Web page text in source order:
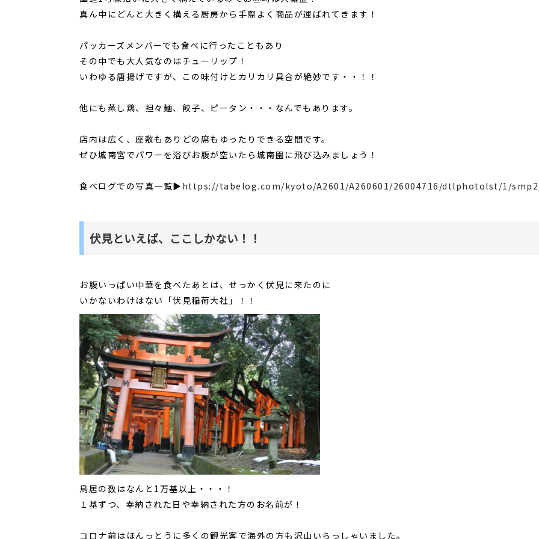
真ん中にどんと大きく構える厨房から手際よく商品が運ばれてきます！
パッカーズメンバーでも食べに行ったこともあり
その中でも大人気なのはチューリップ！
いわゆる唐揚げですが、この味付けとカリカリ具合が絶妙です・・！！
他にも蒸し鶏、担々麺、餃子、ピータン・・・なんでもあります。
店内は広く、座敷もありどの席もゆったりできる空間です。
ぜひ城南宮でパワーを浴びお腹が空いたら城南園に飛び込みましょう！
食べログでの写真一覧▶ https://tabelog.com/kyoto/A2601/A260601/26004716/dtlphotolst/1/
伏見といえば、ここしかない！！
お腹いっぱい中華を食べたあとは、せっかく伏見に来たのに
いかないわけはない「伏見稲荷大社」！！
鳥居の数はなんと1万基以上・・・！
１基ずつ、奉納された日や奉納された方のお名前が！
コロナ前はほんっとうに多くの観光客で海外の方も沢山いらっしゃいました。